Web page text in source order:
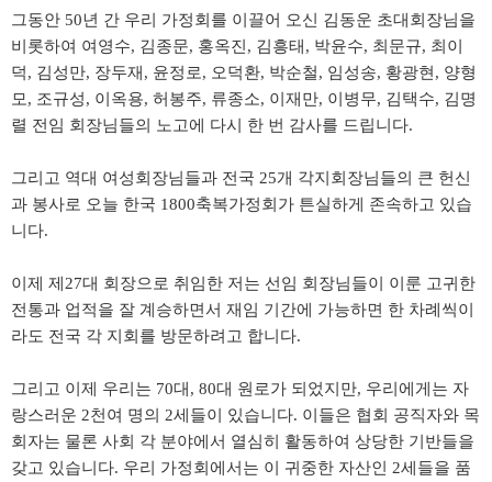
그동안 50년 간 우리 가정회를 이끌어 오신 김동운 초대회장님을
비롯하여 여영수, 김종문, 홍옥진, 김흥태, 박윤수, 최문규, 최이
덕, 김성만, 장두재, 윤정로, 오덕환, 박순철, 임성송, 황광현, 양형
모, 조규성, 이옥용, 허봉주, 류종소, 이재만, 이병무, 김택수, 김명
렬 전임 회장님들의 노고에 다시 한 번 감사를 드립니다.
그리고 역대 여성회장님들과 전국 25개 각지회장님들의 큰 헌신
과 봉사로 오늘 한국 1800축복가정회가 튼실하게 존속하고 있습
니다.
이제 제27대 회장으로 취임한 저는 선임 회장님들이 이룬 고귀한
전통과 업적을 잘 계승하면서 재임 기간에 가능하면 한 차례씩이
라도 전국 각 지회를 방문하려고 합니다.
그리고 이제 우리는 70대, 80대 원로가 되었지만, 우리에게는 자
랑스러운 2천여 명의 2세들이 있습니다. 이들은 협회 공직자와 목
회자는 물론 사회 각 분야에서 열심히 활동하여 상당한 기반들을
갖고 있습니다. 우리 가정회에서는 이 귀중한 자산인 2세들을 품